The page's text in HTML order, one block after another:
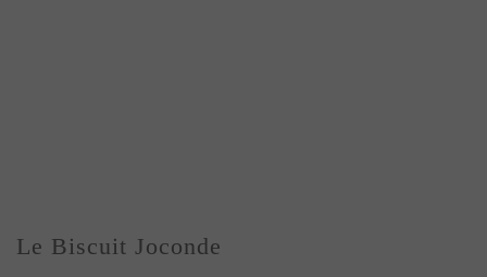
Le Biscuit Joconde